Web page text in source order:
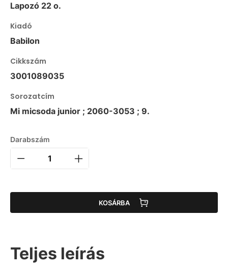
Lapozó 22 o.
Kiadó
Babilon
Cikkszám
3001089035
Sorozatcím
Mi micsoda junior ; 2060-3053 ; 9.
Darabszám
KOSÁRBA
Teljes leírás